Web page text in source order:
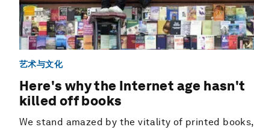
艺术与文化
Here's why the Internet age hasn't
killed off books
We stand amazed by the vitality of printed books,